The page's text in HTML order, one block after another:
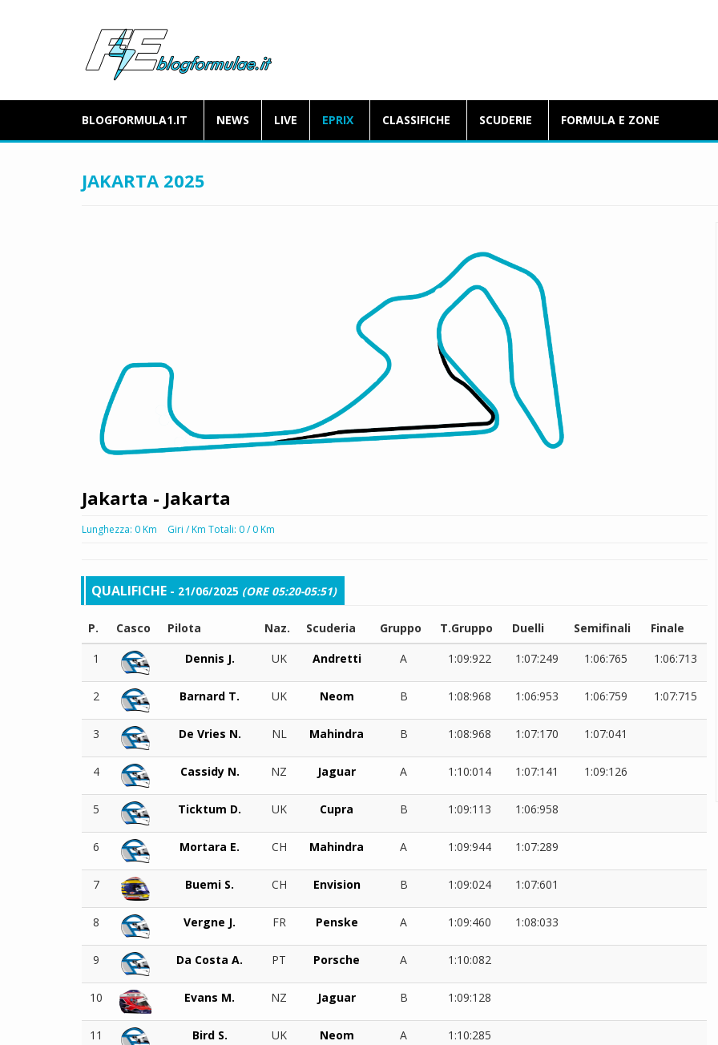
BLOGFORMULA1.IT NEWS LIVE EPRIX CLASSIFICHE SCUDERIE FORMULA E ZONE
JAKARTA 2025
Jakarta - Jakarta
Lunghezza: 0 Km Giri / Km Totali: 0 / 0 Km
QUALIFICHE - 21/06/2025 (ORE 05:20-05:51)
P. Casco Pilota Naz. Scuderia Gruppo T.Gruppo Duelli Semifinali
Finale
1
Dennis J. UK Andretti A 1:09:922 1:07:249 1:06:765 1:06:713
2 Barnard T. UK Neom B 1:08:968 1:06:953 1:06:759 1:07:715
3 De Vries N. NL Mahindra B 1:08:968 1:07:170 1:07:041
4 Cassidy N. NZ Jaguar A 1:10:014 1:07:141 1:09:126
5 Ticktum D. UK Cupra B 1:09:113 1:06:958
6 Mortara E. CH Mahindra A 1:09:944 1:07:289
7 Buemi S. CH Envision B 1:09:024 1:07:601
8 Vergne J. FR Penske A 1:09:460 1:08:033
9 Da Costa A. PT Porsche A 1:10:082
10 Evans M. NZ Jaguar B 1:09:128
11 Bird S. UK Neom A 1:10:285